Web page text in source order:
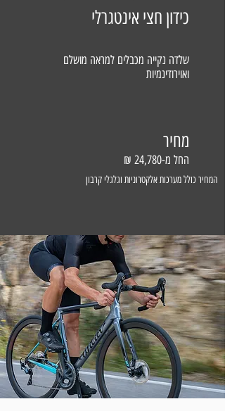
כידון חצי אינטגרלי
שלדה נקייה מכבלים למראה מושלם
ואוירודינמיות
מחיר
החל מ-24,780 ₪
המחיר כולל מערכות אלקטרוניות וגלגלי קרבון